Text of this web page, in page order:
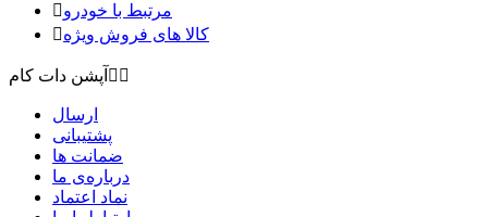
مرتبط با خودرو
کالا های فروش ویژه
آپشن دات کام  
ارسال
پشتیبانی
ضمانت ها
درباره‌ی ما
نماد اعتماد